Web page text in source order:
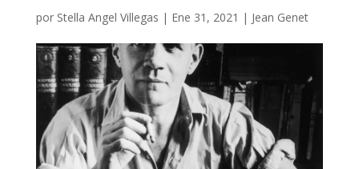
por Stella Angel Villegas | Ene 31, 2021 | Jean Genet